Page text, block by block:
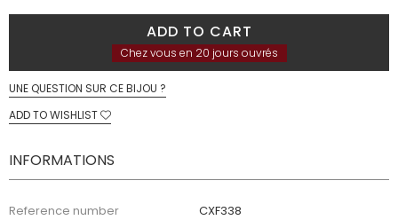
ADD TO CART
Chez vous en 20 jours ouvrés
UNE QUESTION SUR CE BIJOU ?
ADD TO WISHLIST
INFORMATIONS
Reference number CXF338